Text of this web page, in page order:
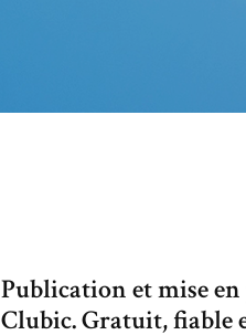
Publication et mise
Clubic. Gratuit, fiable